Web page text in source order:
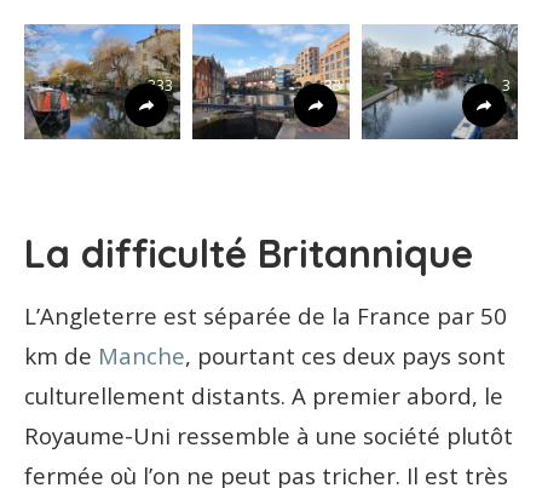
333 33 3
La difficulté Britannique
L’Angleterre est séparée de la France par 50
km de Manche, pourtant ces deux pays sont
culturellement distants. A premier abord, le
Royaume-Uni ressemble à une société plutôt
fermée où l’on ne peut pas tricher. Il est très